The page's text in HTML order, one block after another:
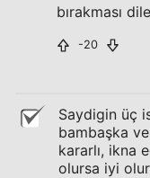
bırakması
-20
Saydigin üç
bambaşka
kararlı, ikna
olursa iyi